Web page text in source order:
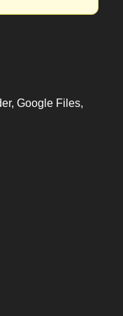
Google Files,